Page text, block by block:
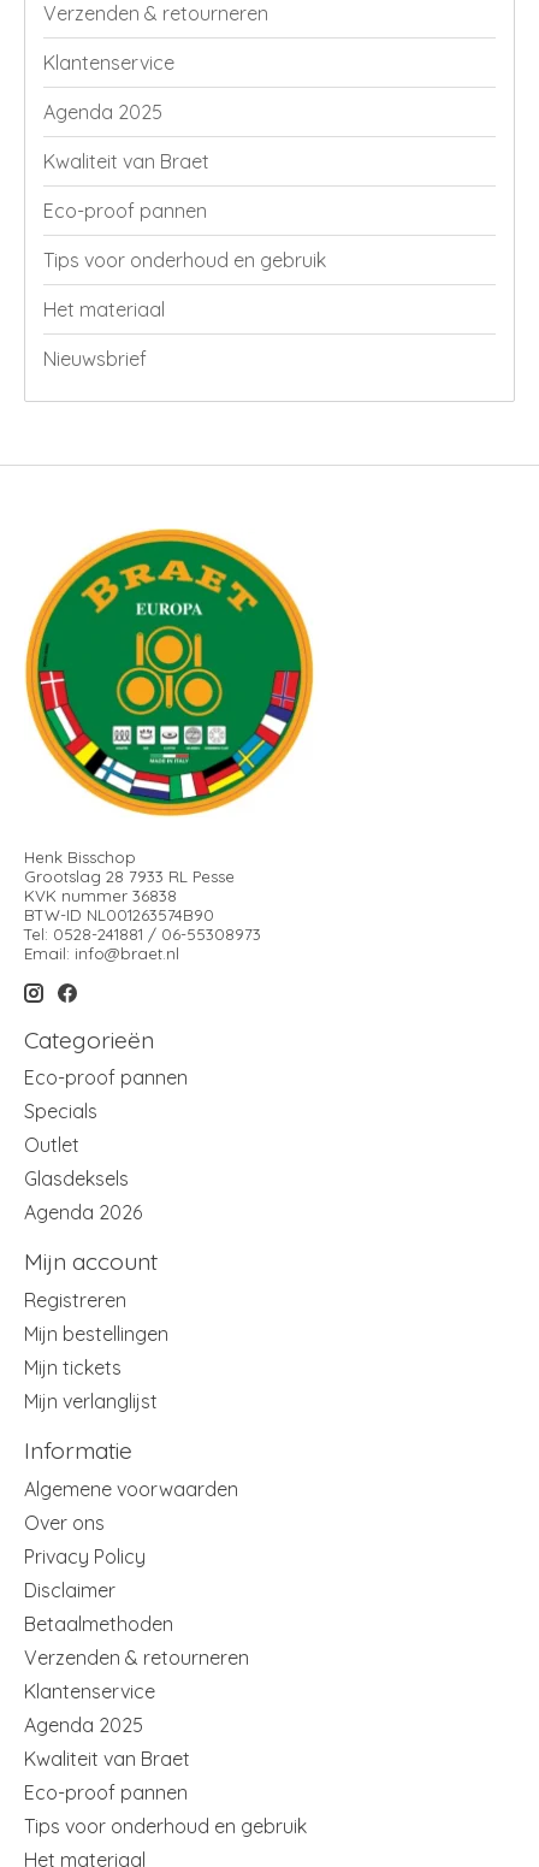
Verzenden & retourneren
Klantenservice
Agenda 2025
Kwaliteit van Braet
Eco-proof pannen
Tips voor onderhoud en gebruik
Het materiaal
Nieuwsbrief
Henk Bisschop
Grootslag 28 7933 RL Pesse
KVK nummer 36838
BTW-ID NL001263574B90
Tel: 0528-241881 / 06-55308973
Email: info@braet.nl
Categorieën
Eco-proof pannen
Specials
Outlet
Glasdeksels
Agenda 2026
Mijn account
Registreren
Mijn bestellingen
Mijn tickets
Mijn verlanglijst
Informatie
Algemene voorwaarden
Over ons
Privacy Policy
Disclaimer
Betaalmethoden
Verzenden & retourneren
Klantenservice
Agenda 2025
Kwaliteit van Braet
Eco-proof pannen
Tips voor onderhoud en gebruik
Het materiaal